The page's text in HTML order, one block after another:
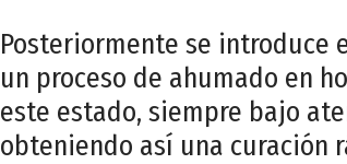
Posteriormente se introduce
un proceso de ahumado en
este estado, siempre bajo
obteniendo así una curación